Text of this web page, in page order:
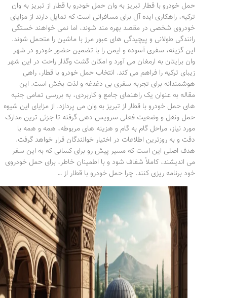
حمل خودرو با قطار تبریز به وان حمل خودرو با قطار از تبریز به وان
ترکیه، راهکاری ایده آل برای مسافرانی است که تمایل دارند از مزایای
خودروی شخصی در مقصد بهره مند شوند، اما نمی خواهند خستگی
رانندگی طولانی و پیچیدگی های عبور مرز با ماشین را متحمل شوند.
این گزینه، سفری آسوده و ایمن را با تضمین حضور خودرو در شهر
وان برایتان به ارمغان می آورد و امکان گشت وگذار راحت در این شهر
زیبای ترکیه را فراهم می کند. انتخاب حمل خودرو با قطار، راهی
هوشمندانه برای تجربه سفری بی دغدغه و لذت بخش است. این
مقاله به عنوان یک راهنمای جامع و کاربردی، به بررسی تمامی جنبه
های حمل خودرو با قطار از تبریز به وان می پردازد. از مزایای این شیوه
حمل ونقل و وضعیت فعلی سرویس دهی گرفته تا جزئی ترین مدارک
مورد نیاز، مراحل گام به گام و هزینه های مربوطه، همه و همه با
دقت و به روزترین اطلاعات در اختیار خوانندگان قرار خواهد گرفت.
هدف اصلی این است که مسیر پیش رو برای کسانی که به این سفر
می اندیشند، کاملاً شفاف شود و با اطمینان خاطر، برای حمل خودروی
خود برنامه ریزی کنند. چرا حمل خودرو با قطار از …